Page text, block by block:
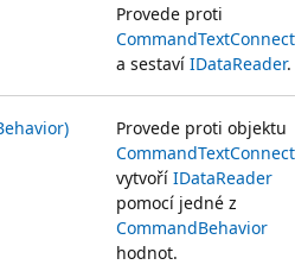
Provede proti
CommandText
a sestaví IDataReader.
Provede proti objektu
CommandText
vytvoří IDataReader
pomocí jedné z
CommandBehavior
hodnot.